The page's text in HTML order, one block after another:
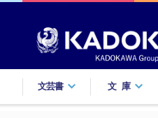
文芸書 文庫